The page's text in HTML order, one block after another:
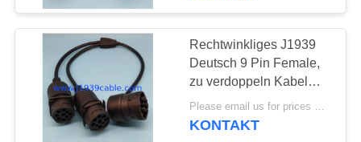
Kabel RP1226Rechtwinkliges J1939
Deutsch 9 Pin Female,
zu verdoppeln Kabel
Deutsch 9-Pin Manny
Please email us for prices MOQ:100 Stück
KONTAKT